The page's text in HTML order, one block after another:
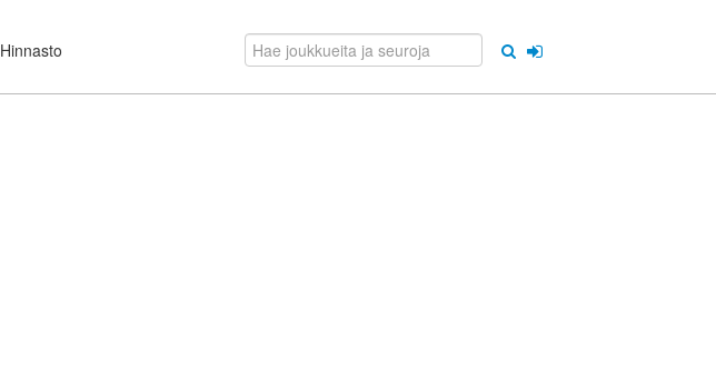
Hinnasto